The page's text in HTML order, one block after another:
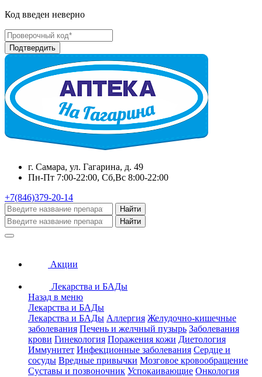
Код введен неверно
г. Самара, ул. Гагарина, д. 49
Пн-Пт 7:00-22:00, Сб,Вс 8:00-22:00
+7(846)379-20-14
Найти
Найти
Акции
Лекарства и БАДы
Назад в меню
Лекарства и БАДы
Лекарства и БАДы Аллергия Желудочно-кишечные
заболевания Печень и желчный пузырь Заболевания
крови Гинекология Поражения кожи Диетология
Иммунитет Инфекционные заболевания Сердце и
сосуды Вредные привычки Мозговое кровообращение
Суставы и позвоночник Успокаивающие Онкология